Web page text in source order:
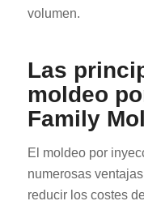
volumen.
Las
moldeo
Family
El moldeo por
numerosas
reducir los costes